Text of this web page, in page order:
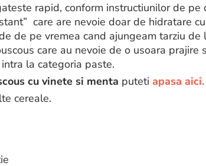
rapid, conform instructiunilor de pe
care are nevoie doar de hidratare
de pe vremea cand ajungeam tarziu de
care au nevoie de o usoara prajire
la categoria paste.
cu vinete si menta puteti apasa aici.
cereale.